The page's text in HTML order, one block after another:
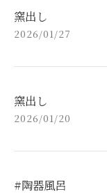
窯出し
2026/01/27
窯出し
2026/01/20
#陶器風呂